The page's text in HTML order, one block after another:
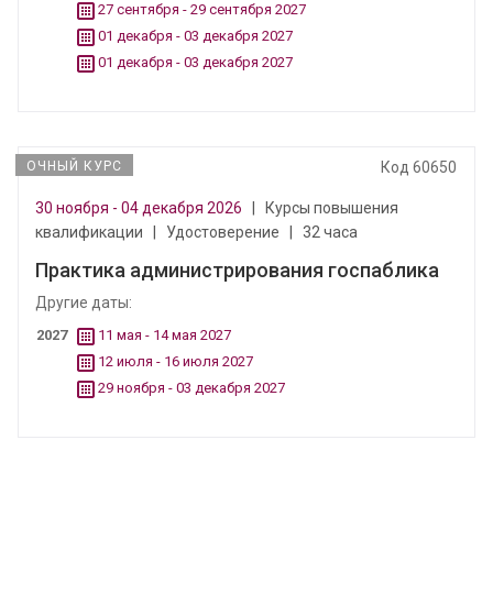
27 сентября - 29 сентября 2027
01 декабря - 03 декабря 2027
01 декабря - 03 декабря 2027
ОЧНЫЙ КУРС Код 60650
30 ноября - 04 декабря 2026
Курсы повышения
квалификации
Удостоверение 32 часа
Практика администрирования госпаблика
Другие даты:
2027
11 мая - 14 мая 2027
12 июля - 16 июля 2027
29 ноября - 03 декабря 2027